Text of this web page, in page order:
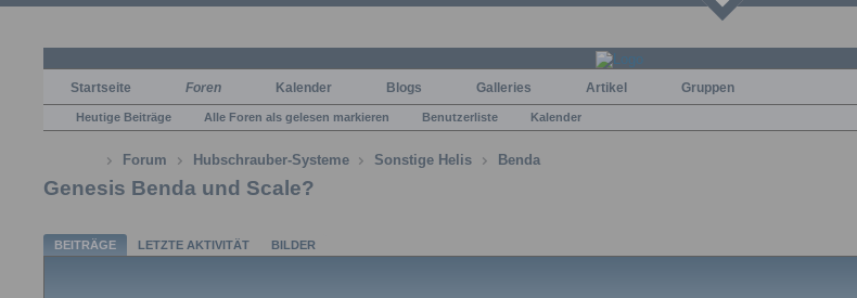
Startseite Foren Kalender Blogs Galleries Artikel Gruppen
Heutige Beiträge Alle Foren als gelesen markieren Benutzerliste Kalender
Forum Hubschrauber-Systeme Sonstige Helis Benda
Genesis Benda und Scale?
BEITRÄGE LETZTE AKTIVITÄT BILDER